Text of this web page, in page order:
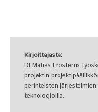
Kirjoittajasta:
DI Matias Frosterus
projektin
perinteisten
teknologioilla.